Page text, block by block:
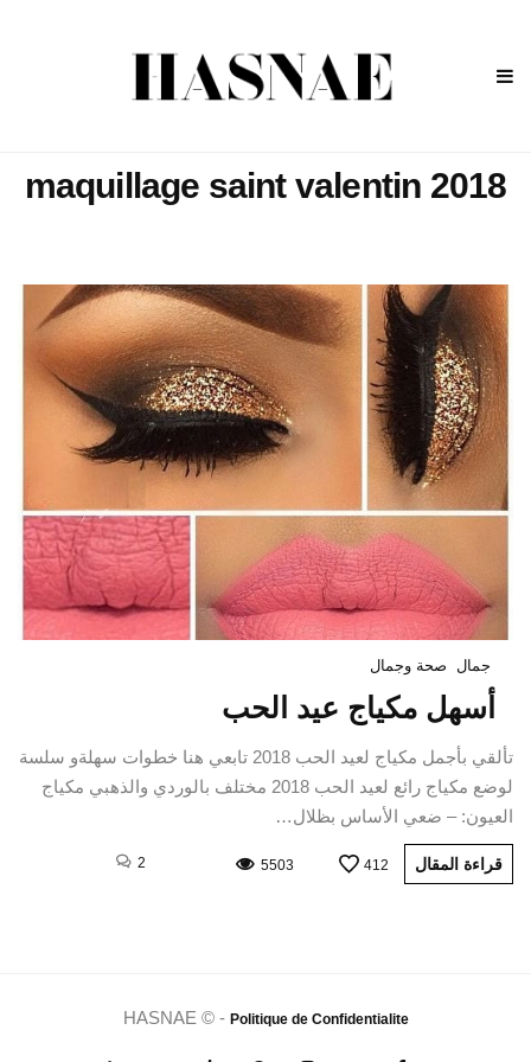
maquillage saint valentin 2018
جمال صحة وجمال
أسهل مكياج عيد الحب
تألقي بأجمل مكياج لعيد الحب 2018 تابعي هنا خطوات سهلةو سلسة
لوضع مكياج رائع لعيد الحب 2018 مختلف بالوردي والذهبي مكياج
العيون: – ضعي الأساس بظلال…
قراءة المقال 412
5503
2
HASNAE © - Politique de Confidentialite